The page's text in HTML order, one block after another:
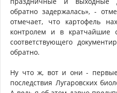
обратно задержалась», -
отмечает, что картофель
контролем и в кратчайшие
соответствующего
обратно.
Ну что ж, вот и они - первые
последствия Лугаровских